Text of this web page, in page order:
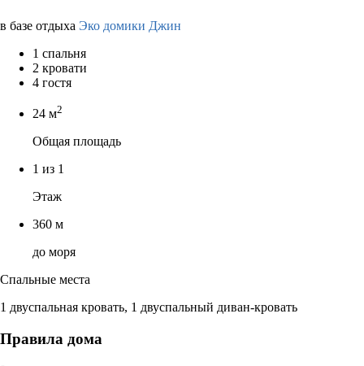
в базе отдыха Эко домики Джин
1 спальня
2 кровати
4 гостя
24 м2
Общая площадь
1 из 1
Этаж
360 м
до моря
Спальные места
1 двуспальная кровать, 1 двуспальный диван-кровать
Правила дома